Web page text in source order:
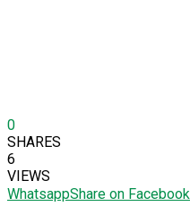
0
SHARES
6
VIEWS
WhatsappShare on Facebook